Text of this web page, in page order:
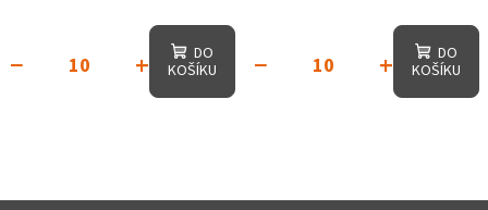
+
−
DO
KOŠÍKU
+
−
DO
KOŠÍKU